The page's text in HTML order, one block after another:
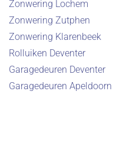
Zonwering Lochem
Zonwering Zutphen
Zonwering Klarenbeek
Rolluiken Deventer
Garagedeuren Deventer
Garagedeuren Apeldoorn